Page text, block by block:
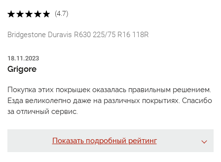
(4.7)
Bridgestone Duravis R630 225/75 R16 118R
18.11.2023
Grigore
Покупка этих покрышек оказалась правильным решением.
Езда великолепно даже на различных покрытиях. Спасибо
за отличный сервис.
Показать подробный рейтинг